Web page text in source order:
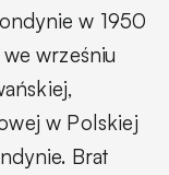
w 1950
wrześniu
w Polskiej
Brat